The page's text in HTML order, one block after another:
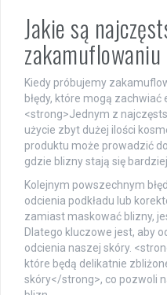
Jakie są
Kiedy próbujemy
błędy, które mogą
<strong>Jednym z
użycie zbyt dużej ilości
produktu może prowadzić
gdzie blizny stają się
Kolejnym powszechnym
odcienia podkładu lub
zamiast maskować blizny,
Dlatego kluczowe jest, aby
odcienia naszej skóry.
które będą delikatnie
skóry</strong>, co pozwoli